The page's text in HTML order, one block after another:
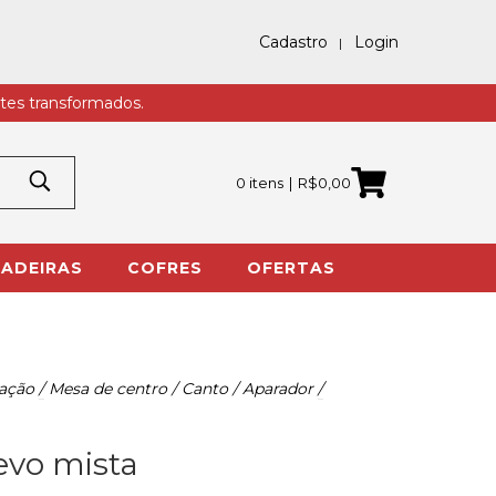
Cadastro Login
transformados.
0 itens R$0,00
COFRES OFERTAS
/ Mesa de centro / Canto / Aparador /
mista